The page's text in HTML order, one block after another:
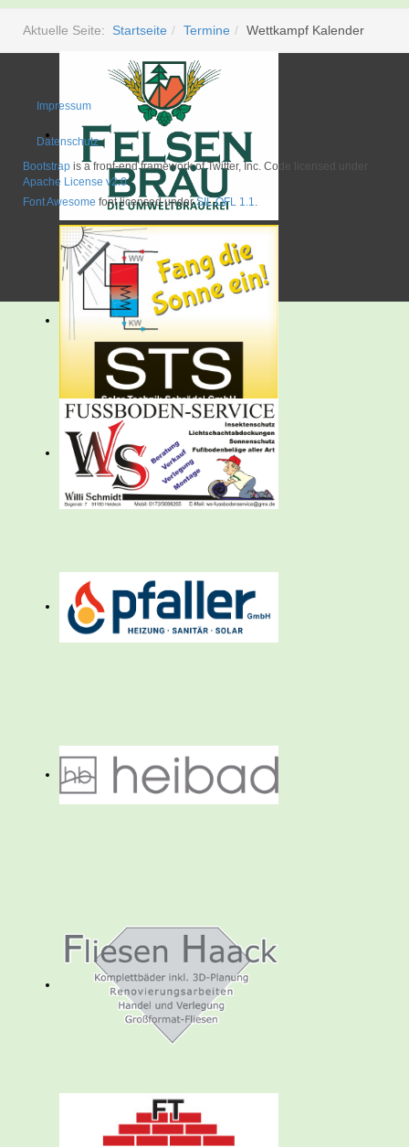
Aktuelle Seite: Startseite Termine Wettkampf Kalender
Impressum
Datenschutz
Bootstrap is a front-end framework of Twitter, Inc. Code licensed under
Apache License v2.0.
Font Awesome font licensed underSIL OFL 1.1.